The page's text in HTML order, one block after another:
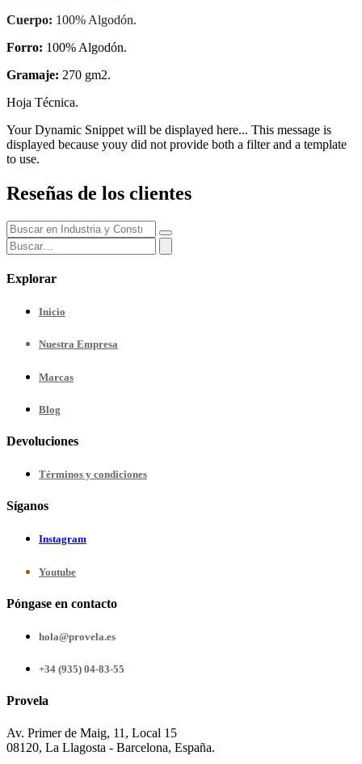
Cuerpo: 100% Algodón.
Forro: 100% Algodón.
Gramaje: 270 gm2.
Hoja Técnica.
Your Dynamic Snippet will be displayed here... This message is
displayed because youy did not provide both a filter and a template
to use.
Reseñas de los clientes
Explorar
Inicio
Nuestra Empresa
Marcas
Blog
Devoluciones
Términos y condiciones
Síganos
Instagram
Youtube
Póngase en contacto
hola@provela.es
+34 (935) 04-83-55
Provela
Av. Primer de Maig, 11, Local 15
08120, La Llagosta - Barcelona, España.